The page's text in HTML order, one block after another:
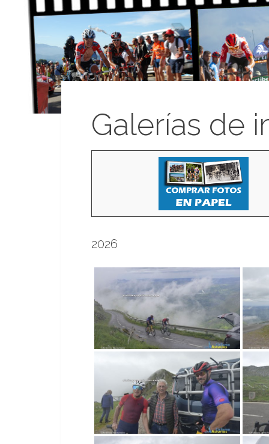
Galerías de
2026